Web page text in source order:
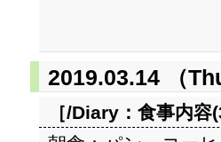
2019.03.14 （
［/Diary： 食事内容